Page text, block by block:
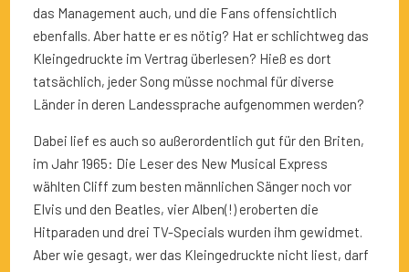
das Management auch, und die Fans offensichtlich
ebenfalls. Aber hatte er es nötig? Hat er schlichtweg das
Kleingedruckte im Vertrag überlesen? Hieß es dort
tatsächlich, jeder Song müsse nochmal für diverse
Länder in deren Landessprache aufgenommen werden?
Dabei lief es auch so außerordentlich gut für den Briten,
im Jahr 1965: Die Leser des New Musical Express
wählten Cliff zum besten männlichen Sänger noch vor
Elvis und den Beatles, vier Alben(!) eroberten die
Hitparaden und drei TV-Specials wurden ihm gewidmet.
Aber wie gesagt, wer das Kleingedruckte nicht liest, darf